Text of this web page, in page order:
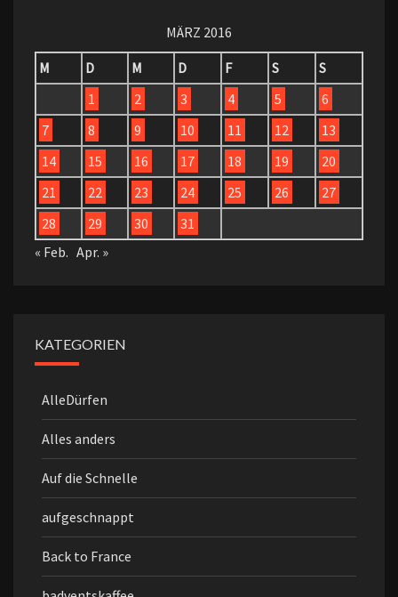
MÄRZ 2016
M
D M D F S
S
1
2 3 4 5
6
7
8 9 10 11 12
13
14
15 16 17 18 19
20
21
22 23 24 25 26
27
28
29 30
31
« Feb. Apr. »
KATEGORIEN
AlleDürfen
Alles anders
Auf die Schnelle
aufgeschnappt
Back to France